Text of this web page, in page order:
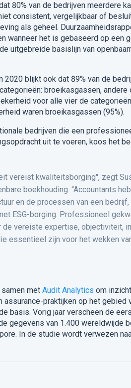
80% van de bedrijven meerdere
consistent, vergelijkbaar of
als geheel.
wanneer het is gebaseerd op een
uitgebreide basislijn van
2020 blijkt ook dat 89% van de
broeikasgassen,
voor alle vier de
waren broeikasgassen (95%).
bedrijven die een
uit te voeren, koos het
vereist kwaliteitsborging", zegt
boekhouding. “Accountants
en de processen van een
ESG-borging. Professioneel
de vereiste expertise, objectiviteit,
essentieel zijn voor het wekken
samen met Audit Analytics om
assurance-praktijken op het gebied
basis. Vorig jaar verscheen de
gegevens van 1.400 wereldwijde
In de studie wordt verwezen